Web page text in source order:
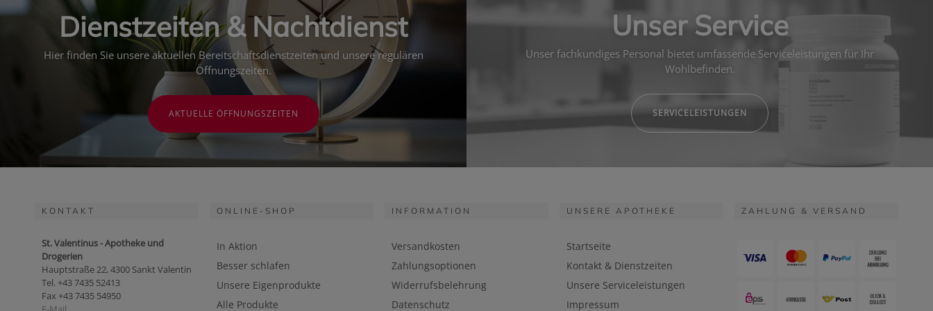
Dienstzeiten & Nachtdienst
Hier finden Sie unsere aktuellen Bereitschaftsdienstzeiten und unsere regulären
Öffnungszeiten.
AKTUELLE ÖFFNUNGSZEITEN
Unser Service
Unser fachkundiges Personal bietet umfassende Serviceleistungen für Ihr
Wohlbefinden.
SERVICELEISTUNGEN
KONTAKT
St. Valentinus - Apotheke und
Drogerien
Hauptstraße 22, 4300 Sankt Valentin
Tel. +43 7435 52413
Fax +43 7435 54950
ONLINE-SHOP
In Aktion
Besser schlafen
Unsere Eigenprodukte
Alle Produkte
INFORMATION
Versandkosten
Zahlungsoptionen
Widerrufsbelehrung
Datenschutz
UNSERE APOTHEKE
Startseite
Kontakt & Dienstzeiten
Unsere Serviceleistungen
Impressum
ZAHLUNG & VERSAND